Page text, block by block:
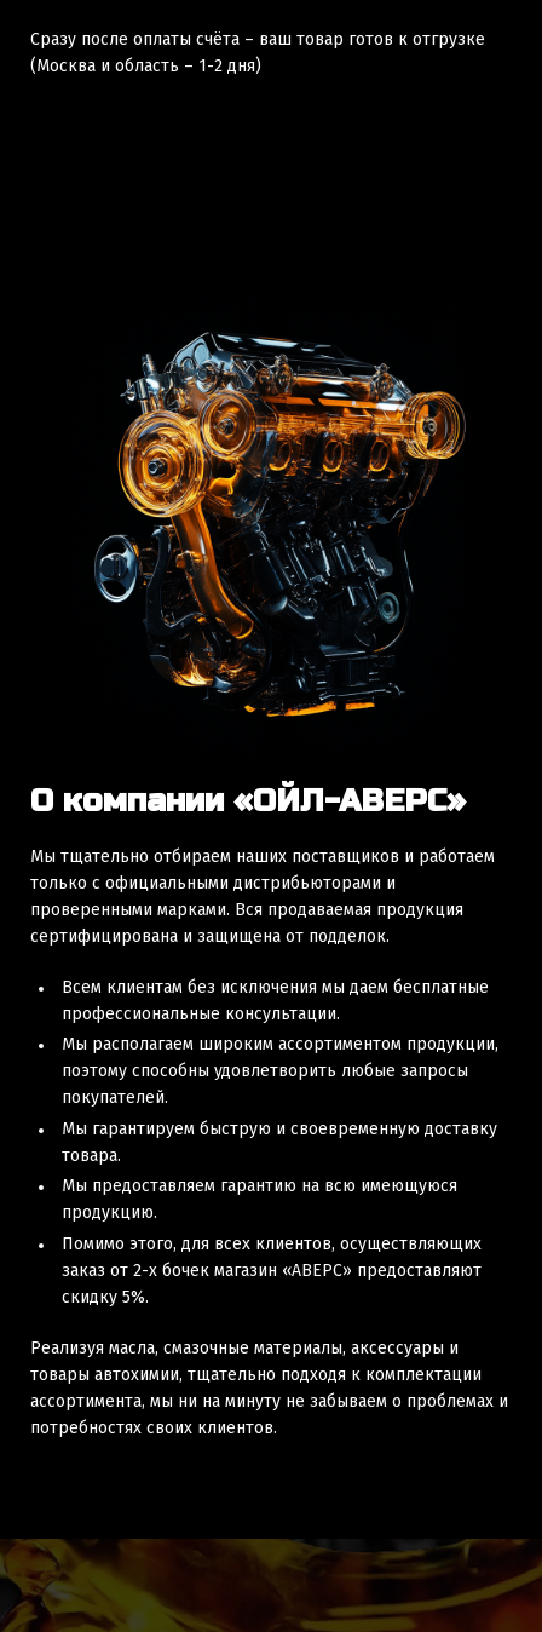
Сразу после оплаты счёта – ваш товар готов к отгрузке
(Москва и область – 1-2 дня)
О компании «ОЙЛ-АВЕРС»
Мы тщательно отбираем наших поставщиков и работаем
только с официальными дистрибьюторами и
проверенными марками. Вся продаваемая продукция
сертифицирована и защищена от подделок.
Всем клиентам без исключения мы даем бесплатные
профессиональные консультации.
Мы располагаем широким ассортиментом продукции,
поэтому способны удовлетворить любые запросы
покупателей.
Мы гарантируем быструю и своевременную доставку
товара.
Мы предоставляем гарантию на всю имеющуюся
продукцию.
Помимо этого, для всех клиентов, осуществляющих
заказ от 2-х бочек магазин «АВЕРС» предоставляют
скидку 5%.
Реализуя масла, смазочные материалы, аксессуары и
товары автохимии, тщательно подходя к комплектации
ассортимента, мы ни на минуту не забываем о проблемах и
потребностях своих клиентов.